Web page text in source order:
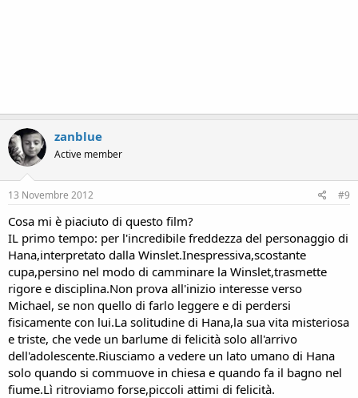
zanblue
Active member
13 Novembre 2012 #9
Cosa mi è piaciuto di questo film?
IL primo tempo: per l'incredibile freddezza del personaggio di
Hana,interpretato dalla Winslet.Inespressiva,scostante
cupa,persino nel modo di camminare la Winslet,trasmette
rigore e disciplina.Non prova all'inizio interesse verso
Michael, se non quello di farlo leggere e di perdersi
fisicamente con lui.La solitudine di Hana,la sua vita misteriosa
e triste, che vede un barlume di felicità solo all'arrivo
dell'adolescente.Riusciamo a vedere un lato umano di Hana
solo quando si commuove in chiesa e quando fa il bagno nel
fiume.Lì ritroviamo forse,piccoli attimi di felicità.